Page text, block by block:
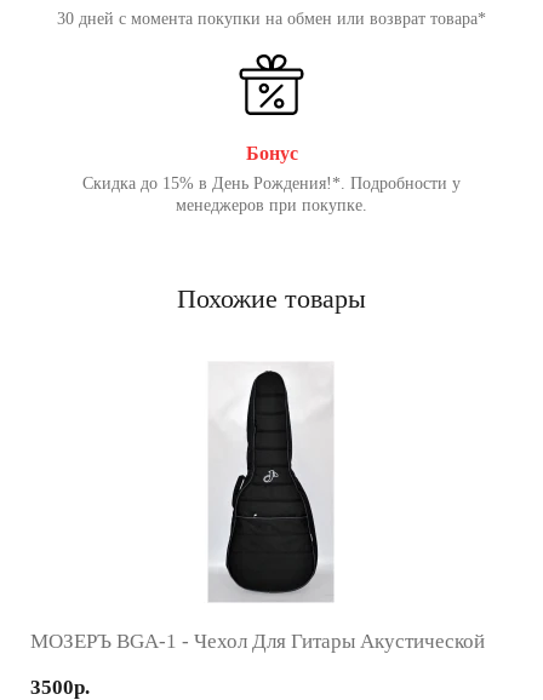
30 дней с момента покупки на обмен или возврат товара*
Бонус
Скидка до 15% в День Рождения!*. Подробности у
менеджеров при покупке.
Похожие товары
МОЗЕРЪ BGA-1 - Чехол Для Гитары Акустической
3500р.